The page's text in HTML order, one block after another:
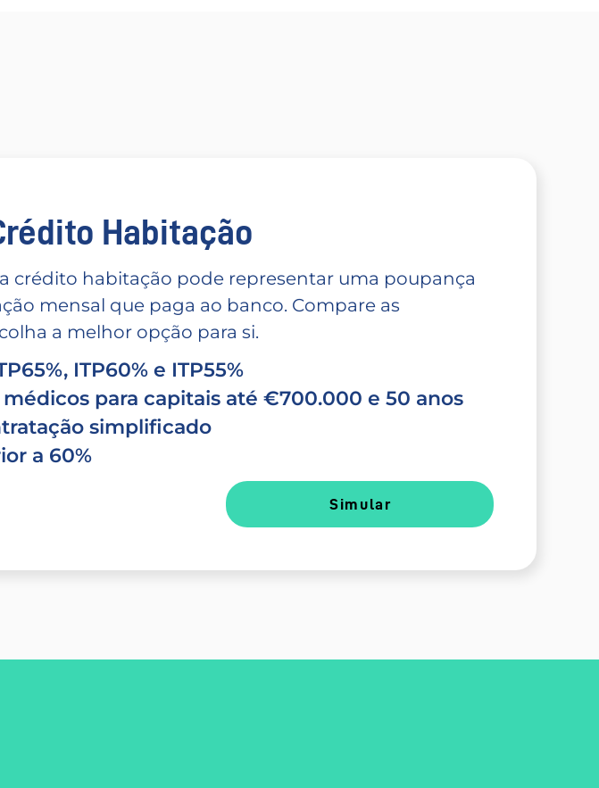
Habitação
crédito habitação pode representar uma poupança
mensal que paga ao banco. Compare as
a melhor opção para si.
ITP60% e ITP55%
para capitais até €700.000 e 50 anos
simplificado
a 60%
Simular